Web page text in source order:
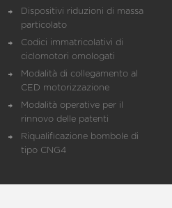
Dispositivi riduzioni di massa
particolato
Codici immatricolativi di
ciclomotori omologati
Modalità di collegamento al
CED motorizzazione
Modalità operative per il
rinnovo delle patenti
Riqualificazione bombole di
tipo CNG4